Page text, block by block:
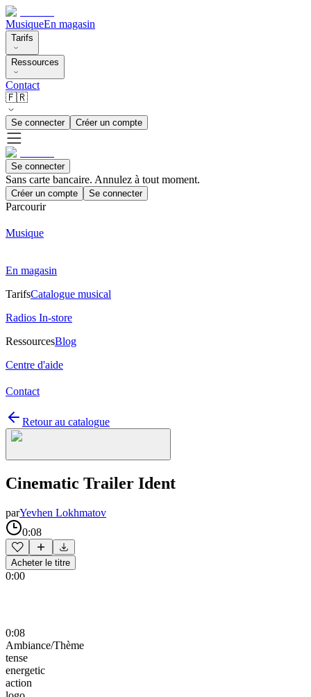
MusiqueEn magasin
Tarifs
Ressources
Contact
🇫🇷
Se connecter Créer un compte
Se connecter
Sans carte bancaire. Annulez à tout moment.
Créer un compte Se connecter
Parcourir
Musique
En magasin
TarifsCatalogue musical
Radios In-store
RessourcesBlog
Centre d'aide
Contact
Retour au catalogue
Cinematic Trailer Ident
parYevhen Lokhmatov
0:08
Acheter le titre
0:00
0:08
Ambiance/Thème
tense
energetic
action